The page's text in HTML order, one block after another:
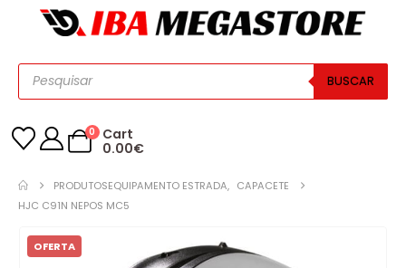
BUSCAR
0
Cart
0.00€
PRODUTOSEQUIPAMENTO ESTRADA, CAPACETE
HJC C91N NEPOS MC5
OFERTA